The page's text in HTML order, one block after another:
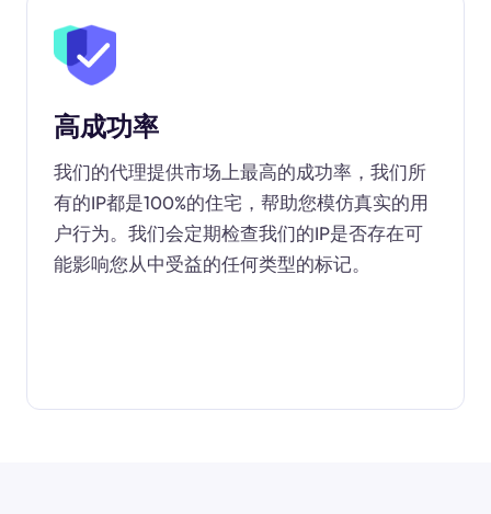
高成功率
我们的代理提供市场上最高的成功率，我们所
有的IP都是100%的住宅，帮助您模仿真实的用
户行为。我们会定期检查我们的IP是否存在可
能影响您从中受益的任何类型的标记。